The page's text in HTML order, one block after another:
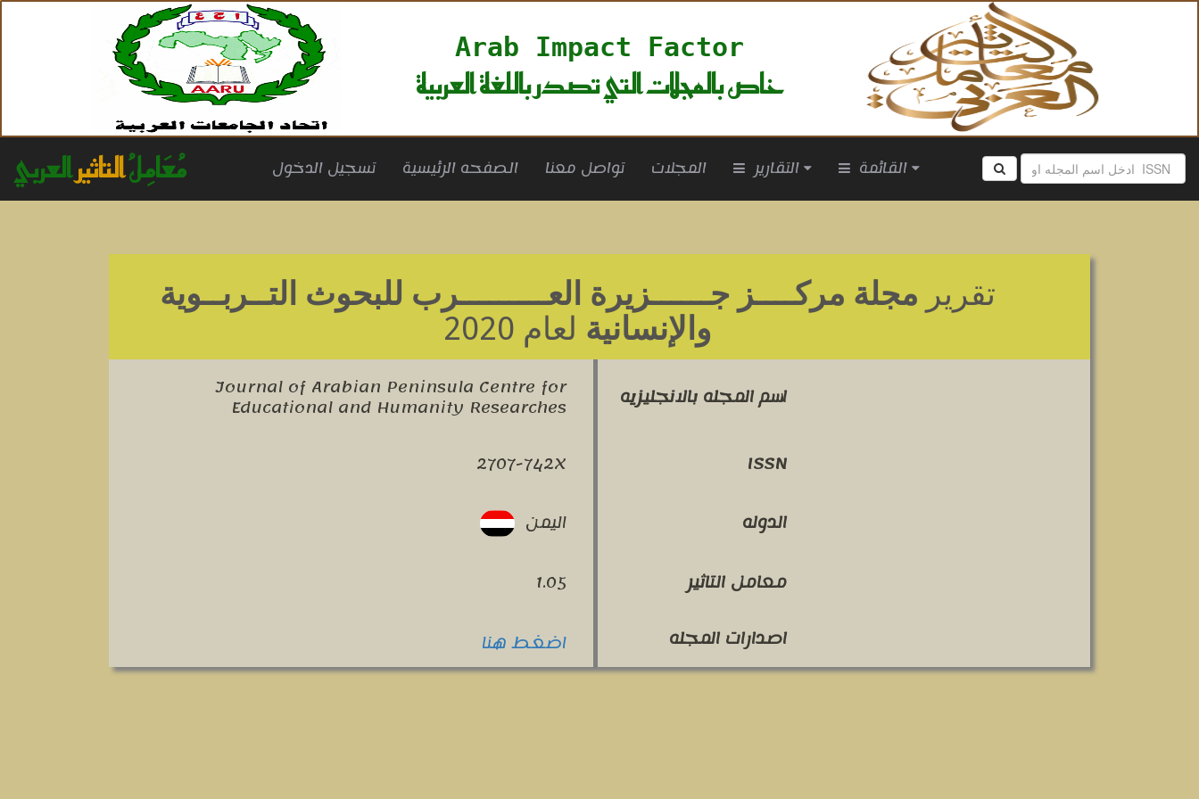
Arab Impact Factor
خاص بالمجلات التي تصدر باللغة العربية
مُعَامِلُالتاثيرالعربي تسجيل الدخول الصفحه الرئيسية تواصل معنا المجلات التقارير القائمة
تقرير مجلة مركــــز جــــــزيرة العـــــــــرب للبحوث التــربــوية
والإنسانية لعام 2020
اسم المجله بالانجليزيه Journal of Arabian Peninsula Centre for
Educational and Humanity Researches
ISSN
2707-742X
الدوله
اليمن
معامل التاثير
1.05
اصدارات المجله
اضغط هنا